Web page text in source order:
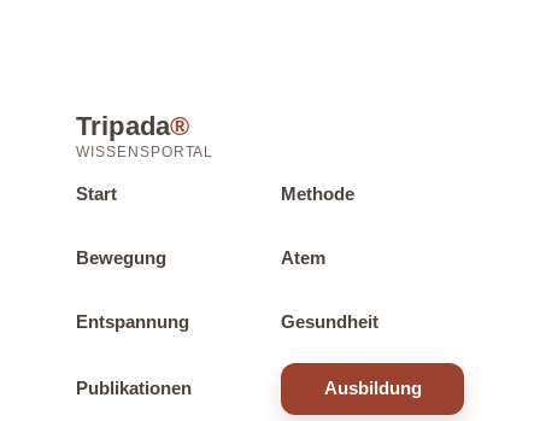
Tripada®
WISSENSPORTAL
Start Methode
Bewegung Atem
Entspannung Gesundheit
Publikationen Ausbildung